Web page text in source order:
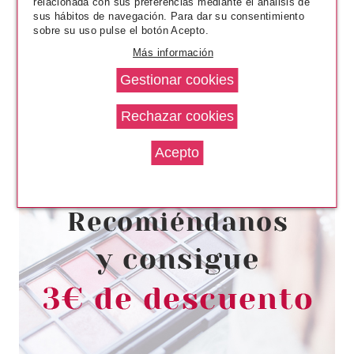
REVLON SO FIERCE MÁSCARA
7.5 ML + BARRA DE LABIOS 005
14.49€
sus hábitos de navegación. Para dar su consentimiento
sobre su uso pulse el botón Acepto.
Más información